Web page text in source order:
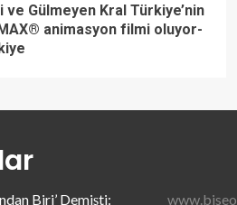
ve Gülmeyen Kral Türkiye’nin
animasyon filmi oluyor-
Biri’ Demişti: